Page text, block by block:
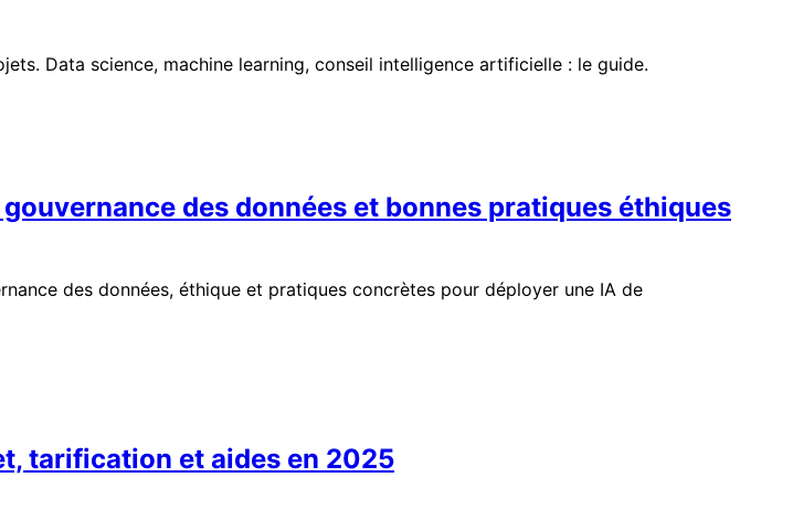
Data science, machine learning, conseil intelligence artificielle : le guide.
des données et bonnes pratiques éthiques
des données, éthique et pratiques concrètes pour déployer une IA de
tarification et aides en 2025